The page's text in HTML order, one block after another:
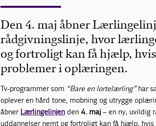
Den 4. maj åbner
rådgivningslinje, hvor
og fortroligt kan få hjælp,
problemer i oplæringen.
Tv-programmer som “Bare en lortelærling”har
oplever en hård tone, mobning og utrygge
åbner Lærlingelinjen den4. maj – en ny, uvildig
uddannelser nemt og fortroligt kan få hjælp,